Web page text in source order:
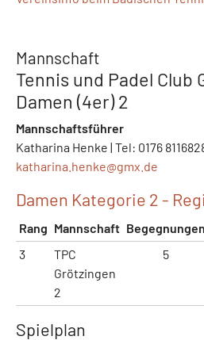
Mannschaft
Tennis und Padel Club
Damen (4er) 2
Mannschaftsführer
Katharina Henke | Tel: 0176
katharina.henke@gmx.de
Damen Kategorie 2 -
Rang Mannschaft Begegnungen
3
TPC
Grötzingen
2
5
Spielplan